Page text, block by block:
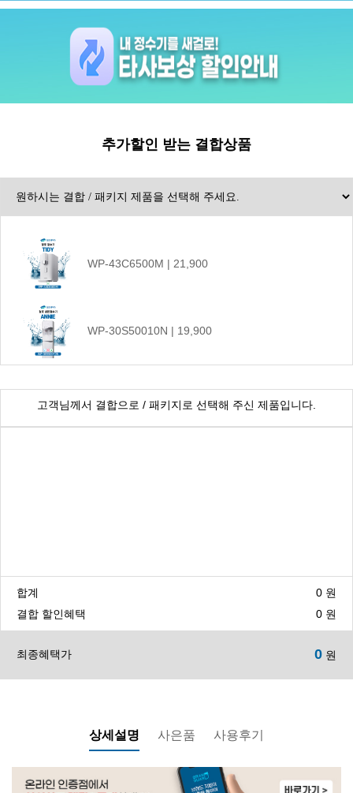
추가할인 받는 결합상품
WP-43C6500M | 21,900
WP-30S50010N | 19,900
CHP-1290D | 17,900
WP-40C8500M | 27,900
고객님께서 결합으로 / 패키지로 선택해 주신 제품입니다.
합계 0 원
결합 할인혜택
0 원
최종혜택가 0 원
상세설명 사은품 사용후기